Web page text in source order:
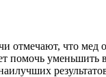
отмечают, что мед
помочь